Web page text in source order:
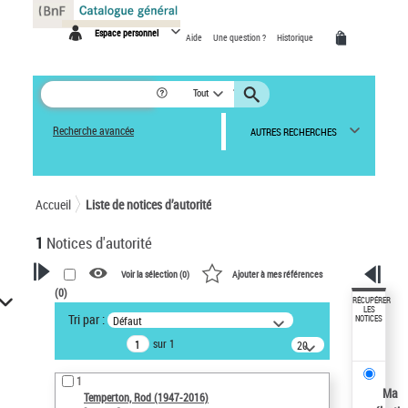
Espace personnel Aide Une question ? Historique
Tout
Recherche avancée AUTRES RECHERCHES
Accueil Liste de notices d’autorité
1 Notices d'autorité
VOTRE RECHERCHE
Recherche avancée dans les
notices d’autorité
Œuvres liées à l'auteur :
Temperton, Rod (1947-2016)
Voir la sélection (0) Ajouter à mes références
(0)
Tri par : Défaut
sur 1
20
résultats/page
1
Temperton, Rod (1947-2016)
RÉCUPÉRER
LES
NOTICES
Ma
Panneau de gestion des cookies